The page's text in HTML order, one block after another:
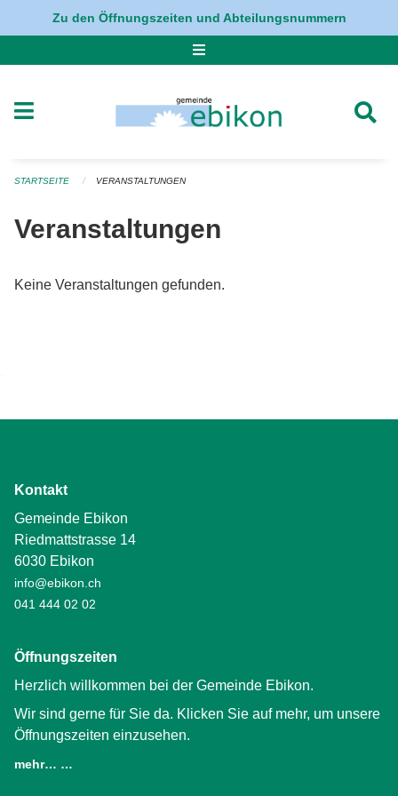
Navigation überspringen
Zu den Öffnungszeiten und Abteilungsnummern
STARTSEITE VERANSTALTUNGEN
Veranstaltungen
Keine Veranstaltungen gefunden.
Kontakt
Gemeinde Ebikon
Riedmattstrasse 14
6030 Ebikon
info@ebikon.ch
041 444 02 02
Öffnungszeiten
Herzlich willkommen bei der Gemeinde Ebikon.
Wir sind gerne für Sie da. Klicken Sie auf mehr, um unsere
Öffnungszeiten einzusehen.
mehr… …